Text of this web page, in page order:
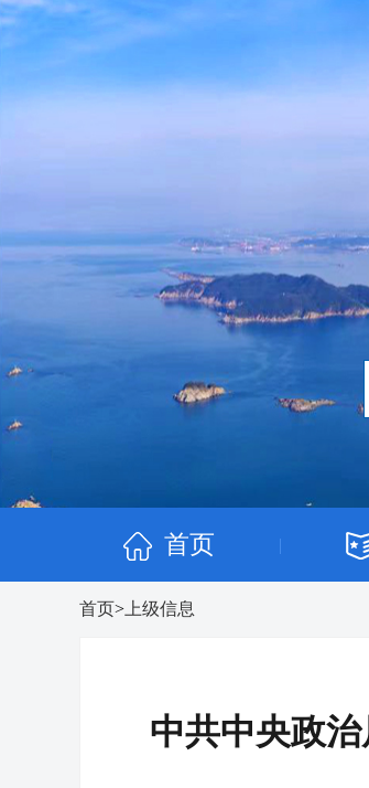
首页 |
首页> 上级信息
中共中央政